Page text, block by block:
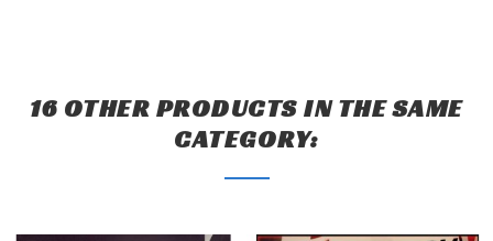
16 OTHER PRODUCTS IN THE SAME
CATEGORY: